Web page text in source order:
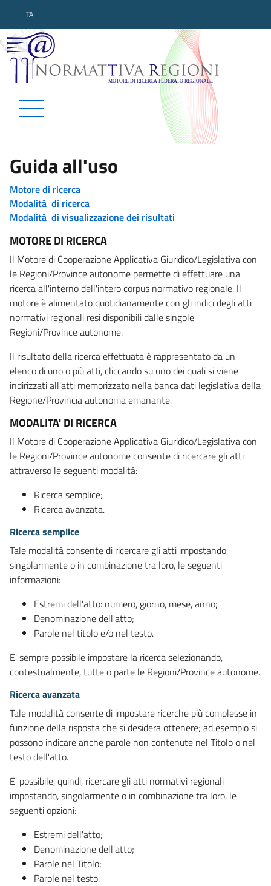
ITA
Normattiva Regioni -
Guida all'uso
Motore di ricerca
Modalità di ricerca
Modalità di visualizzazione dei risultati
MOTORE DI RICERCA
Il Motore di Cooperazione Applicativa Giuridico/Legislativa con
le Regioni/Province autonome permette di effettuare una
ricerca all'interno dell'intero corpus normativo regionale. Il
motore è alimentato quotidianamente con gli indici degli atti
normativi regionali resi disponibili dalle singole
Regioni/Province autonome.
Il risultato della ricerca effettuata è rappresentato da un
elenco di uno o più atti, cliccando su uno dei quali si viene
indirizzati all'atti memorizzato nella banca dati legislativa della
Regione/Provincia autonoma emanante.
MODALITA' DI RICERCA
Il Motore di Cooperazione Applicativa Giuridico/Legislativa con
le Regioni/Province autonome consente di ricercare gli atti
attraverso le seguenti modalità:
Ricerca semplice;
Ricerca avanzata.
Ricerca semplice
Tale modalità consente di ricercare gli atti impostando,
singolarmente o in combinazione tra loro, le seguenti
informazioni:
Estremi dell'atto: numero, giorno, mese, anno;
Denominazione dell'atto;
Parole nel titolo e/o nel testo.
E' sempre possibile impostare la ricerca selezionando,
contestualmente, tutte o parte le Regioni/Province autonome.
Ricerca avanzata
Tale modalità consente di impostare ricerche più complesse in
funzione della risposta che si desidera ottenere; ad esempio si
possono indicare anche parole non contenute nel Titolo o nel
testo dell'atto.
E' possibile, quindi, ricercare gli atti normativi regionali
impostando, singolarmente o in combinazione tra loro, le
seguenti opzioni:
Estremi dell'atto;
Denominazione dell'atto;
Parole nel Titolo;
Parole nel testo.